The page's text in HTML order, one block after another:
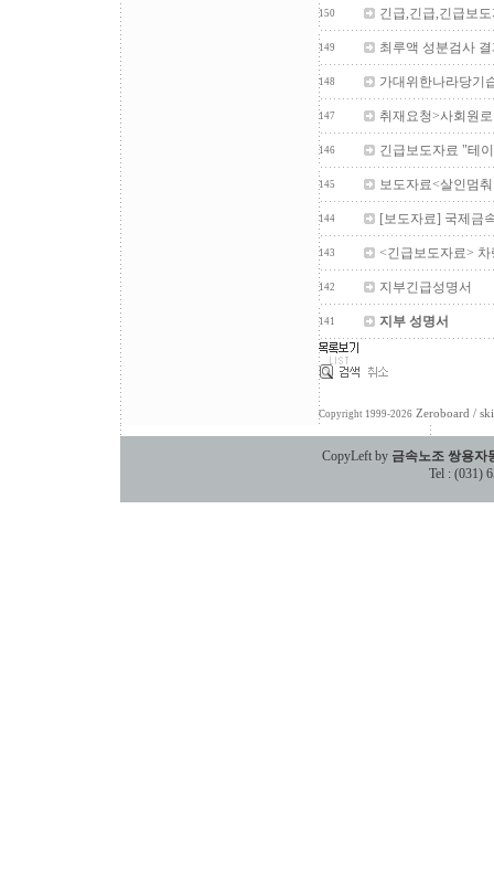
150 긴급,긴급,긴급보
149 최루액 성분검사
148 가대위한나라당기
147 취재요청>사회원
146 긴급보도자료 "테
145 보도자료<살인멈
144 [보도자료] 국제금
143 <긴급보도자료>
142 지부긴급성명서
141 지부 성명서
Copyright 1999-2026 Zeroboard /
CopyLeft by 금속노조 쌍용자
Tel : (031)